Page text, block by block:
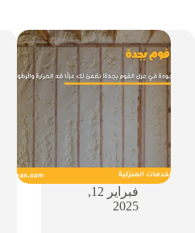
فبراير 12,
2025